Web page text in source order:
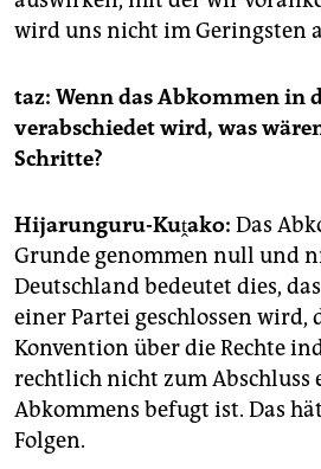
wird uns nicht im Geringsten
taz: Wenn das Abkommen in
verabschiedet wird, was
Schritte?
Hijarunguru-Kuṱako: Das
Grunde genommen null und
Deutschland bedeutet dies,
einer Partei geschlossen wird,
Konvention über die Rechte
rechtlich nicht zum Abschluss
Abkommens befugt ist. Das
Folgen.